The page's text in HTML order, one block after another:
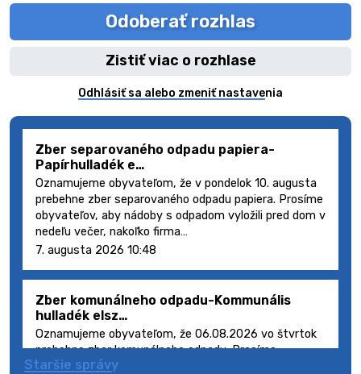
Odoberať rozhlas
Zistiť viac o rozhlase
Odhlásiť sa alebo zmeniť nastavenia
Zber separovaného odpadu papiera-
Papírhulladék e…
Oznamujeme obyvateľom, že v pondelok 10. augusta
prebehne zber separovaného odpadu papiera. Prosíme
obyvateľov, aby nádoby s odpadom vyložili pred dom v
nedeľu večer, nakoľko firma…
7. augusta 2026 10:48
Zber komunálneho odpadu-Kommunális
hulladék elsz…
Oznamujeme obyvateľom, že 06.08.2026 vo štvrtok
prebehne zber komunálneho odpadu. Prosíme
obyvateľov, aby smetné nádoby s odpadom vyložili
Staršie správy